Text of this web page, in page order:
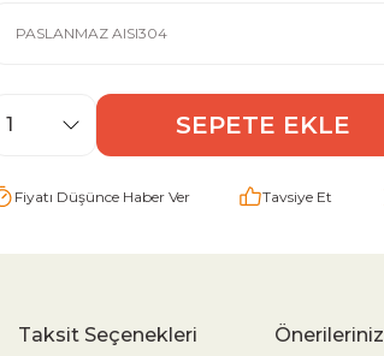
SEPETE EKLE
Fiyatı Düşünce Haber Ver Tavsiye Et
Taksit Seçenekleri Önerileriniz